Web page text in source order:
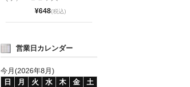
¥648(税込)
営業日カレンダー
今月(2026年8月)
日
月 火 水 木 金
土